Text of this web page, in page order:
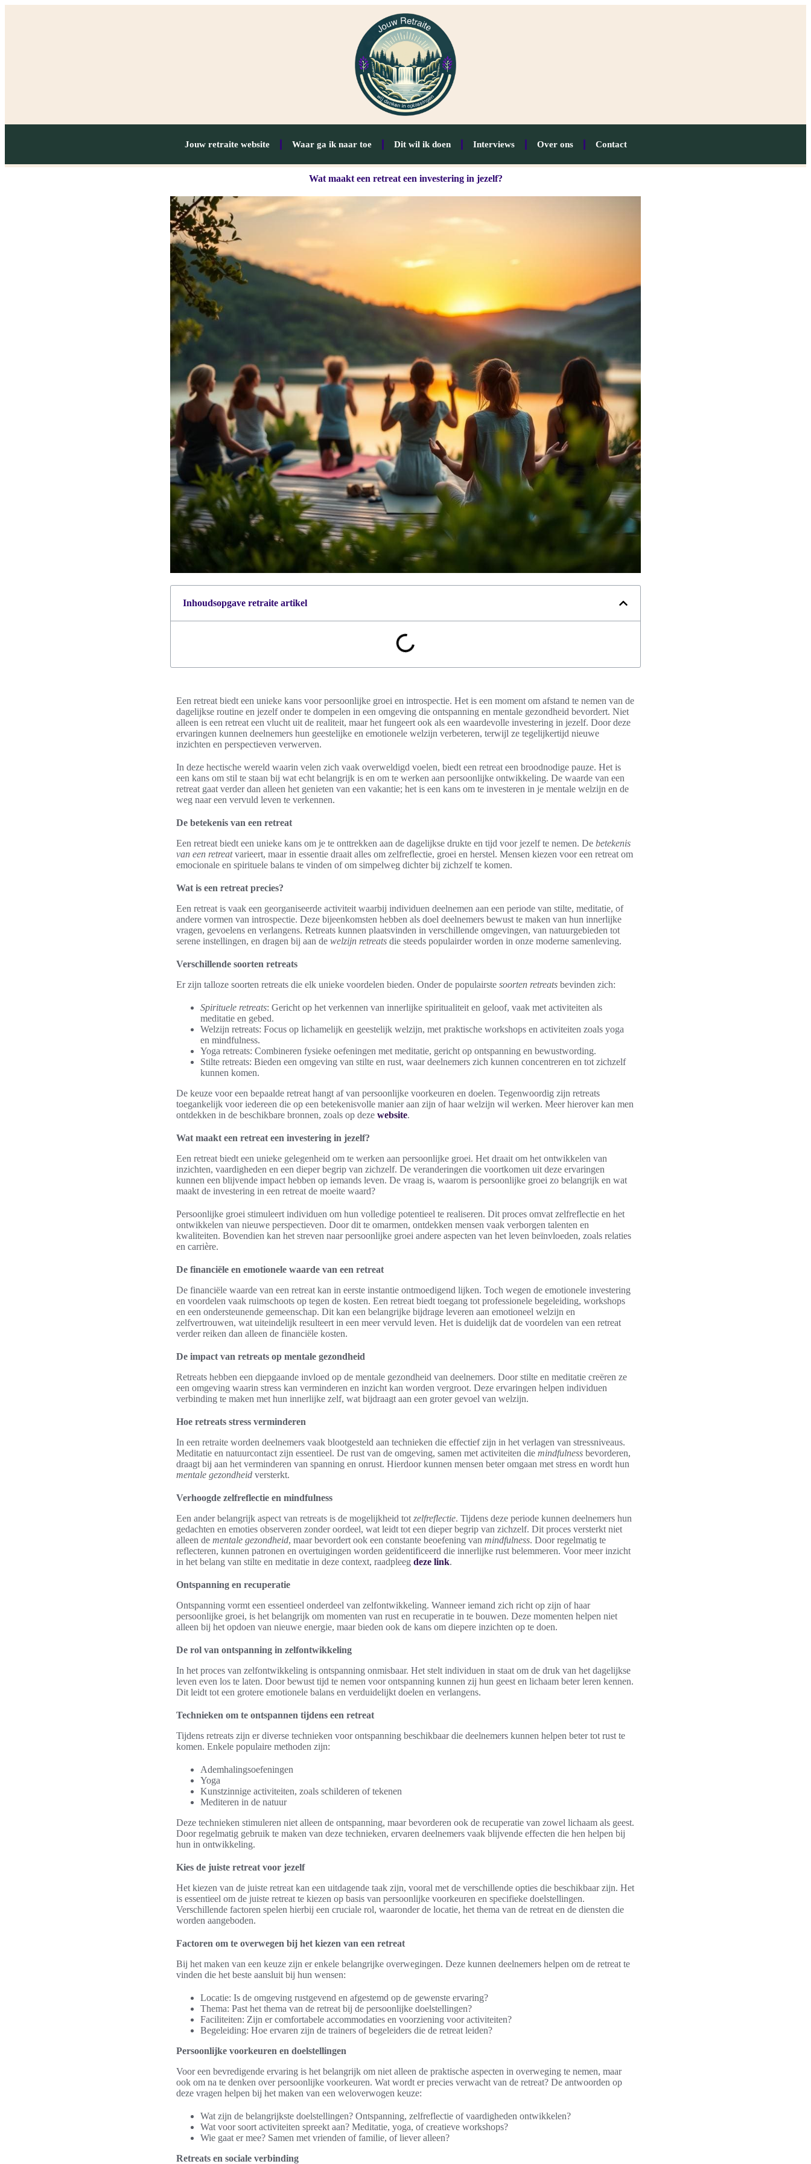
Jouw retraite website Waar ga ik naar toe Dit wil ik doen Interviews Over ons Contact
Wat maakt een retreat een investering in jezelf?
Inhoudsopgave retraite artikel
Een retreat biedt een unieke kans voor persoonlijke groei en introspectie. Het is een moment om afstand te nemen van de
dagelijkse routine en jezelf onder te dompelen in een omgeving die ontspanning en mentale gezondheid bevordert. Niet
alleen is een retreat een vlucht uit de realiteit, maar het fungeert ook als een waardevolle investering in jezelf. Door deze
ervaringen kunnen deelnemers hun geestelijke en emotionele welzijn verbeteren, terwijl ze tegelijkertijd nieuwe
inzichten en perspectieven verwerven.
In deze hectische wereld waarin velen zich vaak overweldigd voelen, biedt een retreat een broodnodige pauze. Het is
een kans om stil te staan bij wat echt belangrijk is en om te werken aan persoonlijke ontwikkeling. De waarde van een
retreat gaat verder dan alleen het genieten van een vakantie; het is een kans om te investeren in je mentale welzijn en de
weg naar een vervuld leven te verkennen.
De betekenis van een retreat
Een retreat biedt een unieke kans om je te onttrekken aan de dagelijkse drukte en tijd voor jezelf te nemen. De betekenis
van een retreatvarieert, maar in essentie draait alles om zelfreflectie, groei en herstel. Mensen kiezen voor een retreat om
emocionale en spirituele balans te vinden of om simpelweg dichter bij zichzelf te komen.
Wat is een retreat precies?
Een retreat is vaak een georganiseerde activiteit waarbij individuen deelnemen aan een periode van stilte, meditatie, of
andere vormen van introspectie. Deze bijeenkomsten hebben als doel deelnemers bewust te maken van hun innerlijke
vragen, gevoelens en verlangens. Retreats kunnen plaatsvinden in verschillende omgevingen, van natuurgebieden tot
serene instellingen, en dragen bij aan de welzijn retreats die steeds populairder worden in onze moderne samenleving.
Verschillende soorten retreats
Er zijn talloze soorten retreats die elk unieke voordelen bieden. Onder de populairste soorten retreats bevinden zich:
Spirituele retreats: Gericht op het verkennen van innerlijke spiritualiteit en geloof, vaak met activiteiten als
meditatie en gebed.
Welzijn retreats: Focus op lichamelijk en geestelijk welzijn, met praktische workshops en activiteiten zoals yoga
en mindfulness.
Yoga retreats: Combineren fysieke oefeningen met meditatie, gericht op ontspanning en bewustwording.
Stilte retreats: Bieden een omgeving van stilte en rust, waar deelnemers zich kunnen concentreren en tot zichzelf
kunnen komen.
De keuze voor een bepaalde retreat hangt af van persoonlijke voorkeuren en doelen. Tegenwoordig zijn retreats
toegankelijk voor iedereen die op een betekenisvolle manier aan zijn of haar welzijn wil werken. Meer hierover kan men
ontdekken in de beschikbare bronnen, zoals op deze website.
Wat maakt een retreat een investering in jezelf?
Een retreat biedt een unieke gelegenheid om te werken aan persoonlijke groei. Het draait om het ontwikkelen van
inzichten, vaardigheden en een dieper begrip van zichzelf. De veranderingen die voortkomen uit deze ervaringen
kunnen een blijvende impact hebben op iemands leven. De vraag is, waarom is persoonlijke groei zo belangrijk en wat
maakt de investering in een retreat de moeite waard?
Persoonlijke groei stimuleert individuen om hun volledige potentieel te realiseren. Dit proces omvat zelfreflectie en het
ontwikkelen van nieuwe perspectieven. Door dit te omarmen, ontdekken mensen vaak verborgen talenten en
kwaliteiten. Bovendien kan het streven naar persoonlijke groei andere aspecten van het leven beïnvloeden, zoals relaties
en carrière.
De financiële en emotionele waarde van een retreat
De financiële waarde van een retreat kan in eerste instantie ontmoedigend lijken. Toch wegen de emotionele investering
en voordelen vaak ruimschoots op tegen de kosten. Een retreat biedt toegang tot professionele begeleiding, workshops
en een ondersteunende gemeenschap. Dit kan een belangrijke bijdrage leveren aan emotioneel welzijn en
zelfvertrouwen, wat uiteindelijk resulteert in een meer vervuld leven. Het is duidelijk dat de voordelen van een retreat
verder reiken dan alleen de financiële kosten.
De impact van retreats op mentale gezondheid
Retreats hebben een diepgaande invloed op de mentale gezondheid van deelnemers. Door stilte en meditatie creëren ze
een omgeving waarin stress kan verminderen en inzicht kan worden vergroot. Deze ervaringen helpen individuen
verbinding te maken met hun innerlijke zelf, wat bijdraagt aan een groter gevoel van welzijn.
Hoe retreats stress verminderen
In een retraite worden deelnemers vaak blootgesteld aan technieken die effectief zijn in het verlagen van stressniveaus.
Meditatie en natuurcontact zijn essentieel. De rust van de omgeving, samen met activiteiten die mindfulness bevorderen,
draagt bij aan het verminderen van spanning en onrust. Hierdoor kunnen mensen beter omgaan met stress en wordt hun
mentale gezondheid versterkt.
Verhoogde zelfreflectie en mindfulness
Een ander belangrijk aspect van retreats is de mogelijkheid tot zelfreflectie. Tijdens deze periode kunnen deelnemers hun
gedachten en emoties observeren zonder oordeel, wat leidt tot een dieper begrip van zichzelf. Dit proces versterkt niet
alleen de mentale gezondheid, maar bevordert ook een constante beoefening van mindfulness. Door regelmatig te
reflecteren, kunnen patronen en overtuigingen worden geïdentificeerd die innerlijke rust belemmeren. Voor meer inzicht
in het belang van stilte en meditatie in deze context, raadpleeg deze link.
Ontspanning en recuperatie
Ontspanning vormt een essentieel onderdeel van zelfontwikkeling. Wanneer iemand zich richt op zijn of haar
persoonlijke groei, is het belangrijk om momenten van rust en recuperatie in te bouwen. Deze momenten helpen niet
alleen bij het opdoen van nieuwe energie, maar bieden ook de kans om diepere inzichten op te doen.
De rol van ontspanning in zelfontwikkeling
In het proces van zelfontwikkeling is ontspanning onmisbaar. Het stelt individuen in staat om de druk van het dagelijkse
leven even los te laten. Door bewust tijd te nemen voor ontspanning kunnen zij hun geest en lichaam beter leren kennen.
Dit leidt tot een grotere emotionele balans en verduidelijkt doelen en verlangens.
Technieken om te ontspannen tijdens een retreat
Tijdens retreats zijn er diverse technieken voor ontspanning beschikbaar die deelnemers kunnen helpen beter tot rust te
komen. Enkele populaire methoden zijn:
Ademhalingsoefeningen
Yoga
Kunstzinnige activiteiten, zoals schilderen of tekenen
Mediteren in de natuur
Deze technieken stimuleren niet alleen de ontspanning, maar bevorderen ook de recuperatie van zowel lichaam als geest.
Door regelmatig gebruik te maken van deze technieken, ervaren deelnemers vaak blijvende effecten die hen helpen bij
hun in ontwikkeling.
Kies de juiste retreat voor jezelf
Het kiezen van de juiste retreat kan een uitdagende taak zijn, vooral met de verschillende opties die beschikbaar zijn. Het
is essentieel om de juiste retreat te kiezen op basis van persoonlijke voorkeuren en specifieke doelstellingen.
Verschillende factoren spelen hierbij een cruciale rol, waaronder de locatie, het thema van de retreat en de diensten die
worden aangeboden.
Factoren om te overwegen bij het kiezen van een retreat
Bij het maken van een keuze zijn er enkele belangrijke overwegingen. Deze kunnen deelnemers helpen om de retreat te
vinden die het beste aansluit bij hun wensen:
Locatie: Is de omgeving rustgevend en afgestemd op de gewenste ervaring?
Thema: Past het thema van de retreat bij de persoonlijke doelstellingen?
Faciliteiten: Zijn er comfortabele accommodaties en voorziening voor activiteiten?
Begeleiding: Hoe ervaren zijn de trainers of begeleiders die de retreat leiden?
Persoonlijke voorkeuren en doelstellingen
Voor een bevredigende ervaring is het belangrijk om niet alleen de praktische aspecten in overweging te nemen, maar
ook om na te denken over persoonlijke voorkeuren. Wat wordt er precies verwacht van de retreat? De antwoorden op
deze vragen helpen bij het maken van een weloverwogen keuze:
Wat zijn de belangrijkste doelstellingen? Ontspanning, zelfreflectie of vaardigheden ontwikkelen?
Wat voor soort activiteiten spreekt aan? Meditatie, yoga, of creatieve workshops?
Wie gaat er mee? Samen met vrienden of familie, of liever alleen?
Retreats en sociale verbinding